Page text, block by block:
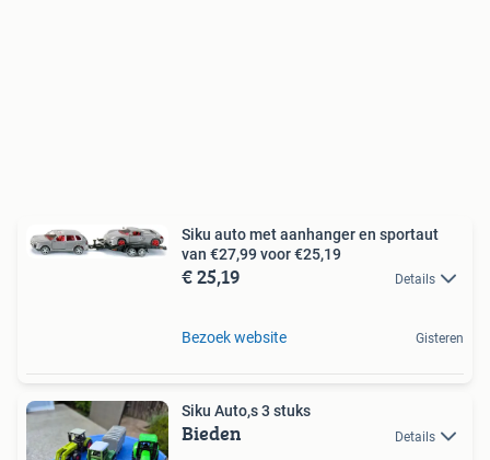
Siku auto met aanhanger en sportaut
van €27,99 voor €25,19
€ 25,19 Details
Bezoek website Gisteren
Siku Auto,s 3 stuks
Bieden Details